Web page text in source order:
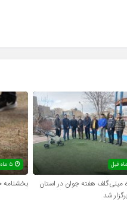
مینی‌گلف هفته جوان در استان
شد
بخشنامه